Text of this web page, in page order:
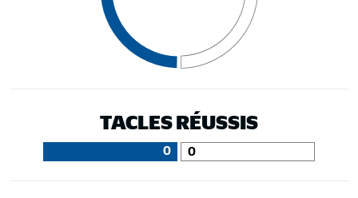
TACLES RÉUSSIS
0 0